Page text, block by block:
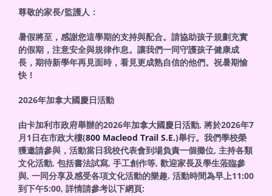
尊敬的家長/監護人：
暑假將至，感謝您這學期的支持與配合。請協助孩子規劃充實
的假期，注意安全與規律作息。讓我們一同守護孩子健康成
長，期待新學年再見面時，看見更成熟自信的他們。祝暑期愉
快！
2026年加拿大國慶日活動
由卡加利市政府舉辦的2026年加拿大國慶日活動, 將於2026年7
月1日在市政大樓(800 Macleod Trail S.E.)舉行。我們學校榮
獲邀請參與，活動當日我校代表會到場負責一個攤位, 主持各類
文化活動, 包括書法試寫, 手工創作等, 歡迎家長及學生蒞臨參
與, 一同分享及感受各項文化活動的樂趣. 活動時間為早上11:00
到下午5:00, 詳情請參考以下網頁: